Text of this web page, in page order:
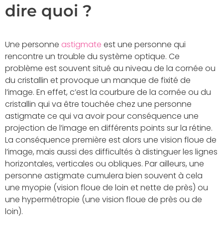
dire quoi ?
Une personne astigmate est une personne qui
rencontre un trouble du système optique. Ce
problème est souvent situé au niveau de la cornée ou
du cristallin et provoque un manque de fixité de
l’image. En effet, c’est la courbure de la cornée ou du
cristallin qui va être touchée chez une personne
astigmate ce qui va avoir pour conséquence une
projection de l’image en différents points sur la rétine.
La conséquence première est alors une vision floue de
l’image, mais aussi des difficultés à distinguer les lignes
horizontales, verticales ou obliques. Par ailleurs, une
personne astigmate cumulera bien souvent à cela
une myopie (vision floue de loin et nette de près) ou
une hypermétropie (une vision floue de près ou de
loin).